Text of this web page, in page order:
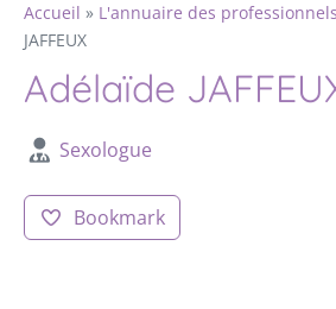
Accueil » L'annuaire des
JAFFEUX
Adélaïde
Sexologue
Bookmark